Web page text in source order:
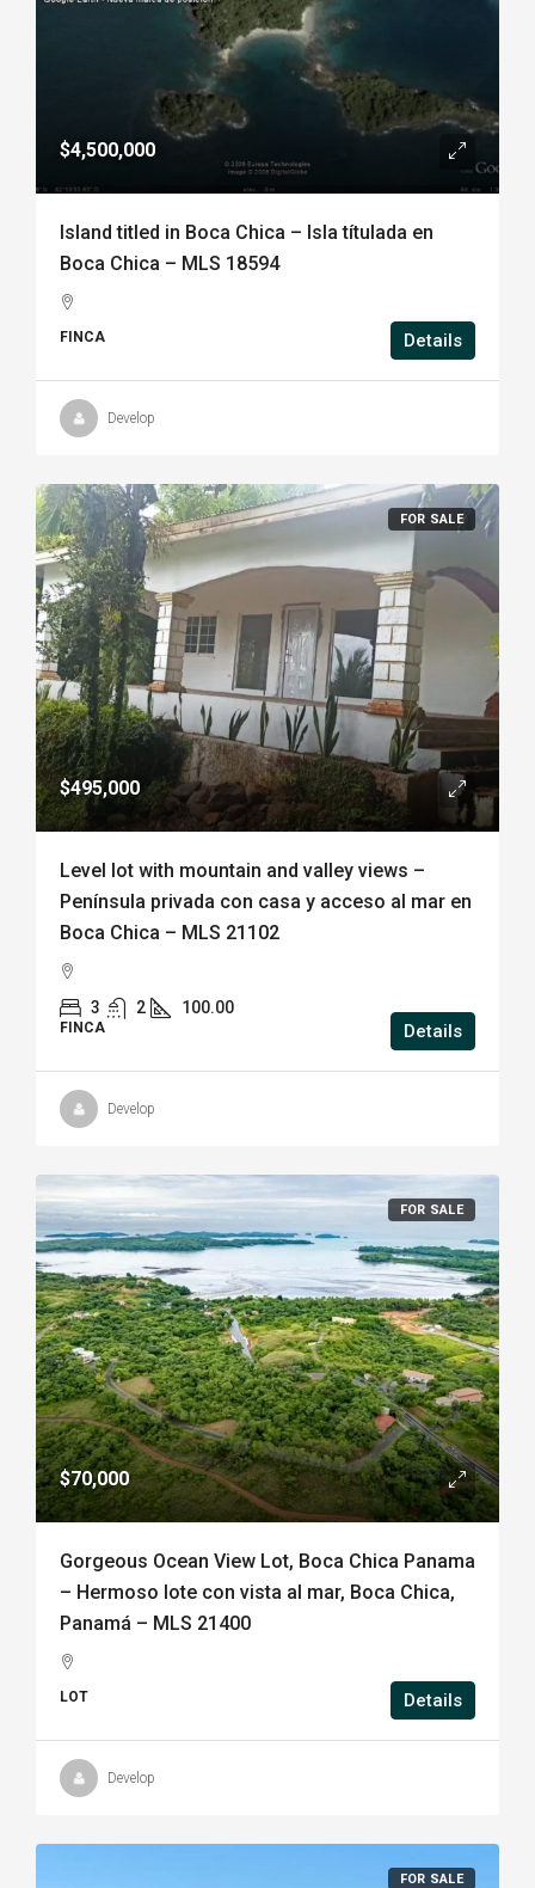
$4,500,000
Island titled in Boca Chica – Isla títulada en
Boca Chica – MLS 18594
FINCA Details
Develop
FOR SALE
$495,000
Level lot with mountain and valley views –
Península privada con casa y acceso al mar en
Boca Chica – MLS 21102
3 2 100.00
FINCA Details
Develop
FOR SALE
$70,000
Gorgeous Ocean View Lot, Boca Chica Panama
– Hermoso lote con vista al mar, Boca Chica,
Panamá – MLS 21400
LOT Details
Develop
FOR SALE